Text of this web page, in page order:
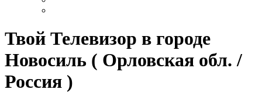
Твой Телевизор в городе
Новосиль ( Орловская обл. /
Россия )